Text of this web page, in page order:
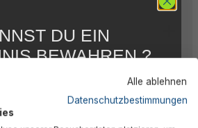
Alle ablehnen
Datenschutzbestimmungen
DU EIN
BEWAHREN ?
FÜR DICH
jetzt unseren kostenlosen